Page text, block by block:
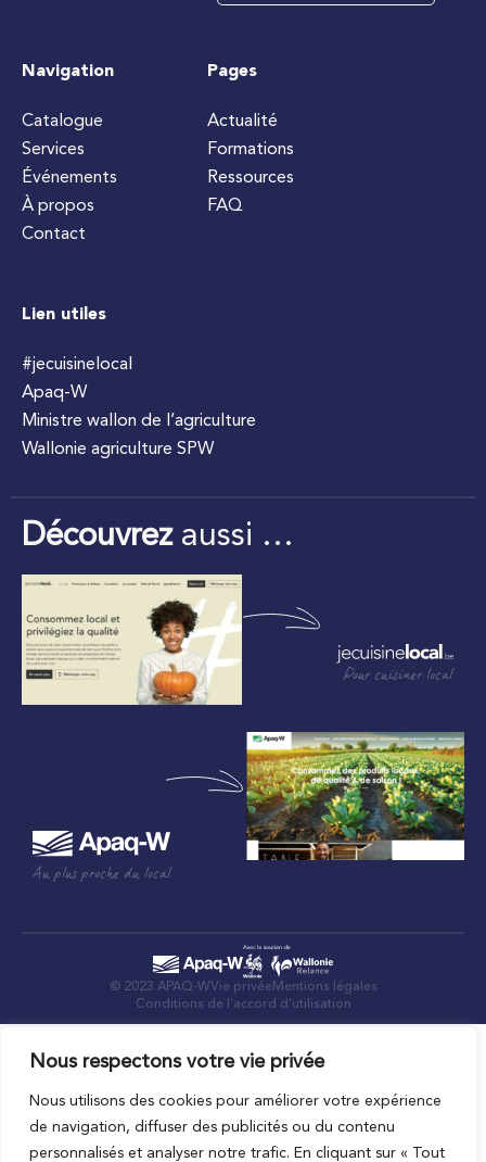
Nous respectons votre vie privée
Nous utilisons des cookies pour améliorer votre expérience
de navigation, diffuser des publicités ou du contenu
personnalisés et analyser notre trafic. En cliquant sur « Tout
Navigation
Catalogue
Services
Événements
À propos
Contact
Pages
Actualité
Formations
Ressources
FAQ
Lien utiles
#jecuisinelocal
Apaq-W
Ministre wallon de l’agriculture
Wallonie agriculture SPW
Découvrezaussi …
Pour cuisiner local
Au plus proche du local
© 2023 APAQ-WVie privée Mentions légales
Conditions de l’accord d’utilisation